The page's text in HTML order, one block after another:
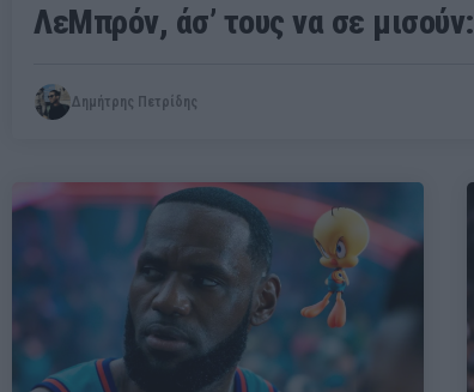
ΛεΜπρόν, άσ’ τους να σε μισούν:
Δημήτρης Πετρίδης